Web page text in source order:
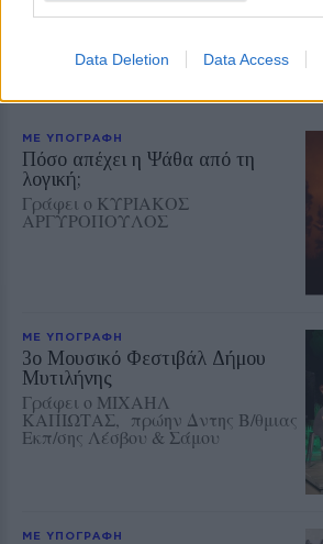
Data Deletion Data Access
ΣΤΗΝ ΙΔΙΑ ΚΑΤΗΓΟΡΙΑ
ΜΕ ΥΠΟΓΡΑΦΗ
Πόσο απέχει η Ψάθα από τη
λογική;
Γράφει ο ΚΥΡΙΑΚΟΣ
ΑΡΓΥΡΟΠΟΥΛΟΣ
ΜΕ ΥΠΟΓΡΑΦΗ
3ο Μουσικό Φεστιβάλ Δήμου
Μυτιλήνης
Γράφει ο ΜΙΧΑΗΛ
ΚΑΠΙΩΤΑΣ, πρώην Δντης Β/θμιας
Εκπ/σης Λέσβου & Σάμου
ΜΕ ΥΠΟΓΡΑΦΗ